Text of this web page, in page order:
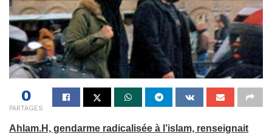
0
PARTAGES
Ahlam.H, gendarme radicalisée à l’islam, renseignait